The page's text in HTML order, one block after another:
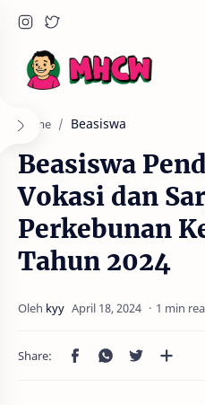
Home Beasiswa
Beasiswa
Vokasi dan
Perkebunan
Tahun 2024
1 min